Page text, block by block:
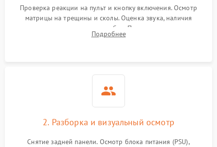
Проверка реакции на пульт и кнопку включения. Осмотр
матрицы на трещины и сколы. Оценка звука, наличия
подсветки и индикаторов ошибок. Подключение тестовых
источников сигнала для выявления симптомов поломки.
Подробнее
2. Разборка и визуальный осмотр
Снятие задней панели. Осмотр блока питания (PSU),